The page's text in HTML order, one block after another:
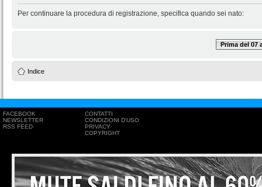
Per continuare la procedura di registrazione, specifica quando sei nato:
Prima del 07
Indice
FACEBOOK
NEWSLETTER
RSS FEED
CONTATTI
CONDIZIONI D'USO
PRIVACY
COPYRIGHT